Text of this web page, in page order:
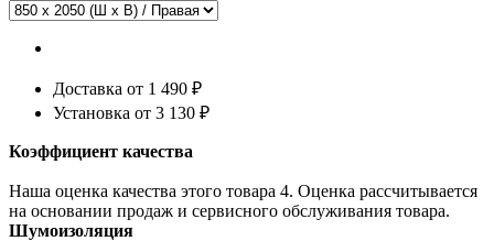
Доставка от 1 490 ₽
Установка от 3 130 ₽
Коэффициент качества
Наша оценка качества этого товара 4. Оценка рассчитывается
на основании продаж и сервисного обслуживания товара.
Шумоизоляция